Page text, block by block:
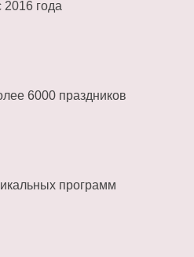
2016 года
6000 праздников
программ